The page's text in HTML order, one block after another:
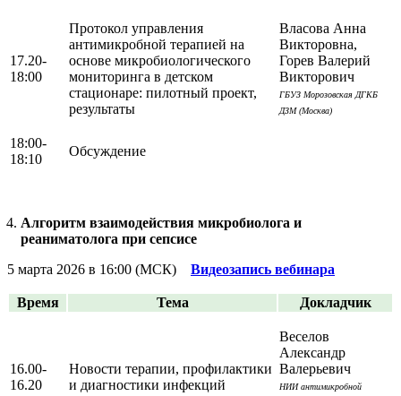
17.20-
18:00
Протокол управления
антимикробной терапией на
основе микробиологического
мониторинга в детском
стационаре: пилотный проект,
результаты
Власова Анна
Викторовна,
Горев Валерий
Викторович
ГБУЗ Морозовская ДГКБ
ДЗМ (Москва)
18:00-
18:10
Обсуждение
Алгоритм взаимодействия микробиолога и
реаниматолога при сепсисе
5 марта 2026 в 16:00 (МСК) Видеозапись вебинара
Время Тема Докладчик
16.00-
16.20
Новости терапии, профилактики
и диагностики инфекций
Веселов
Александр
Валерьевич
НИИ антимикробной